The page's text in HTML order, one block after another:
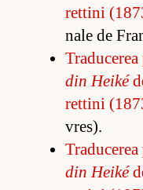
ret­tini
nale de
din Heiké
ret­tini
vres).
din Heiké